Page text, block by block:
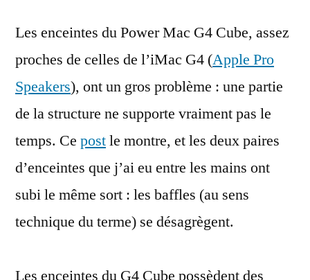
enceintes
Power
Mac
Cube
Les enceintes du Power Mac G4 Cube, assez
proches de celles de l’iMac G4 (Apple Pro
Speakers), ont un gros problème : une partie
de la structure ne supporte vraiment pas le
temps. Ce postle montre, et les deux paires
d’enceintes que j’ai eu entre les mains ont
subi le même sort : les baffles (au sens
technique du terme) se désagrègent.
Les enceintes du G4 Cube possèdent des